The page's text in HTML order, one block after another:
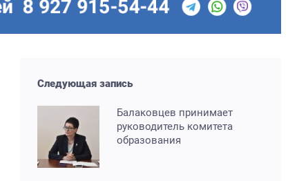
Следующая запись
Балаковцев принимает
руководитель комитета
образования